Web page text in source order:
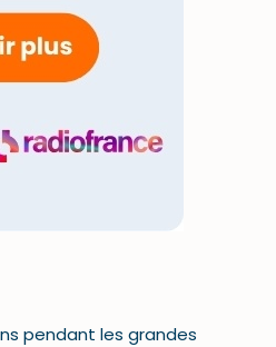
pendant les grandes